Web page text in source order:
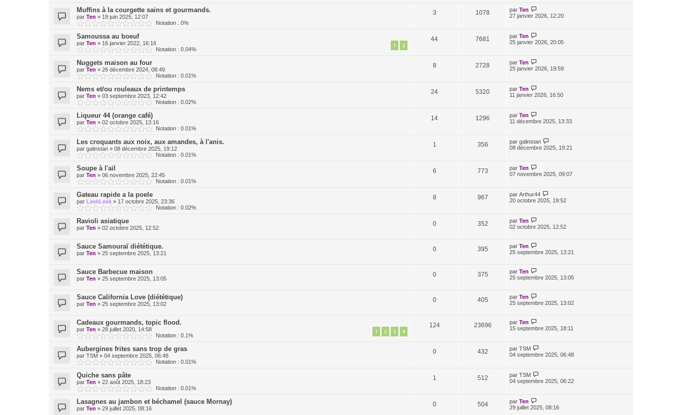
Muffins à la courgette sains et gourmands.
par Ten » 19 juin 2025, 12:07
Notation : 0%
3 1078 par Ten
27 janvier 2026, 12:20
Samoussa au boeuf
par Ten » 16 janvier 2022, 16:16 1 2
Notation : 0.04%
44 7681 par Ten
25 janvier 2026, 20:05
Nuggets maison au four
par Ten » 26 décembre 2024, 08:49
Notation : 0.01%
8 2728 par Ten
25 janvier 2026, 19:59
Nems et/ou rouleaux de printemps
par Ten » 03 septembre 2023, 12:42
Notation : 0.02%
24 5320 par Ten
11 janvier 2026, 16:50
Liqueur 44 (orange café)
par Ten » 02 octobre 2025, 13:16
Notation : 0.01%
14 1296 par Ten
11 décembre 2025, 13:33
Les croquants aux noix, aux amandes, à l'anis.
par galinstan » 08 décembre 2025, 19:12
Notation : 0.01%
1 356 par galinstan
08 décembre 2025, 19:21
Soupe à l'ail
par Ten » 06 novembre 2025, 22:45
Notation : 0.01%
6 773 par Ten
07 novembre 2025, 09:07
Gateau rapide a la poele
par LeekLeek » 17 octobre 2025, 23:36
Notation : 0.02%
8 967 par Arthur44
20 octobre 2025, 19:52
Ravioli asiatique
par Ten » 02 octobre 2025, 12:52
0 352 par Ten
02 octobre 2025, 12:52
Sauce Samouraï diététique.
par Ten » 25 septembre 2025, 13:21
0 395 par Ten
25 septembre 2025, 13:21
Sauce Barbecue maison
par Ten » 25 septembre 2025, 13:05
0 375 par Ten
25 septembre 2025, 13:05
Sauce California Love (diététique)
par Ten » 25 septembre 2025, 13:02
0 405 par Ten
25 septembre 2025, 13:02
Cadeaux gourmands, topic flood.
par Ten » 28 juillet 2020, 14:58 1 2 3 4
Notation : 0.1%
124 23696 par Ten
15 septembre 2025, 18:11
Aubergines frites sans trop de gras
par TSM » 04 septembre 2025, 06:48
Notation : 0.01%
0 432 par TSM
04 septembre 2025, 06:48
Quiche sans pâte
par Ten » 22 août 2025, 18:23
Notation : 0.01%
1 512 par TSM
04 septembre 2025, 06:22
Lasagnes au jambon et béchamel (sauce Mornay)
par Ten » 29 juillet 2025, 08:16
0 504 par Ten
29 juillet 2025, 08:16